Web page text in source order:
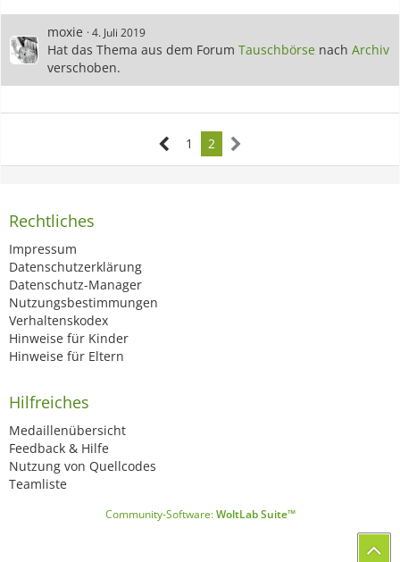
moxie 4. Juli 2019
Hat das Thema aus dem Forum Tauschbörse nach Archiv
verschoben.
1 2
Rechtliches
Impressum
Datenschutzerklärung
Datenschutz-Manager
Nutzungsbestimmungen
Verhaltenskodex
Hinweise für Kinder
Hinweise für Eltern
Hilfreiches
Medaillenübersicht
Feedback & Hilfe
Nutzung von Quellcodes
Teamliste
Community-Software:WoltLab Suite™